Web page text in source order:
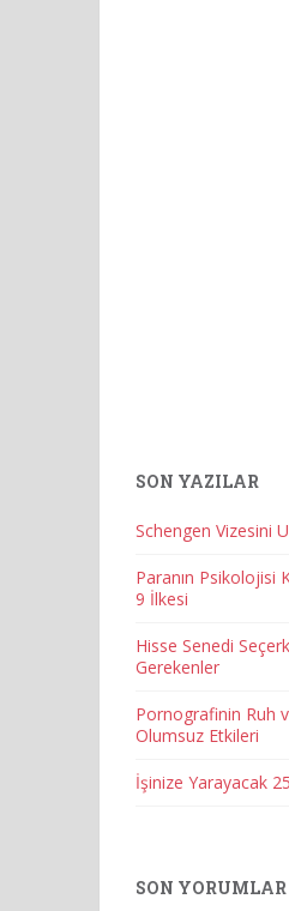
SON YAZILAR
Schengen Vizesini
Paranın Psikolojisi
9 İlkesi
Hisse Senedi
Gerekenler
Pornografinin Ruh
Olumsuz Etkileri
İşinize Yarayacak
SON YORUMLAR